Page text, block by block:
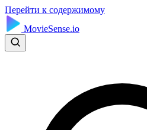
Перейти к содержимому
MovieSense.io